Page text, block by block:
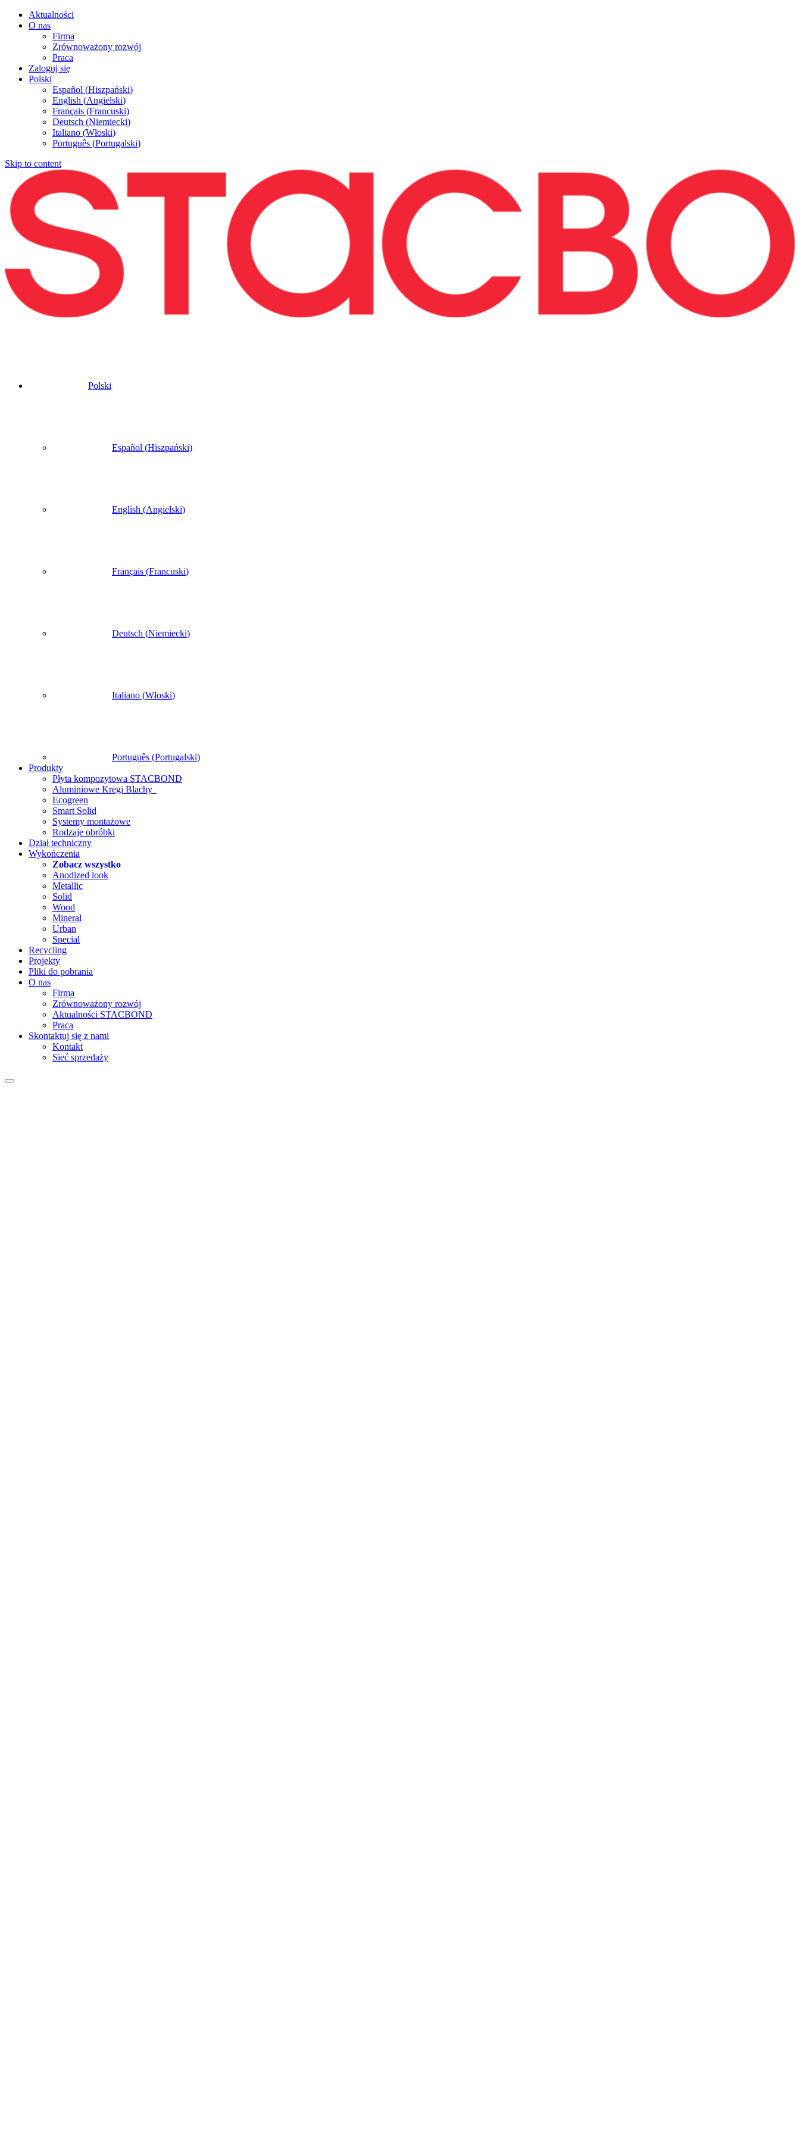
Aktualności
O nas
Firma
Zrównoważony rozwój
Praca
Zaloguj się
Polski
Español (Hiszpański)
English (Angielski)
Français (Francuski)
Deutsch (Niemiecki)
Italiano (Włoski)
Português (Portugalski)
Skip to content
Polski
Español (Hiszpański)
English (Angielski)
Français (Francuski)
Deutsch (Niemiecki)
Italiano (Włoski)
Português (Portugalski)
Produkty
Płyta kompozytowa STACBOND
Aluminiowe Kregi Blachy
Ecogreen
Smart Solid
Systemy montażowe
Rodzaje obróbki
Dział techniczny
Wykończenia
Zobacz wszystko
Anodized look
Metallic
Solid
Wood
Mineral
Urban
Special
Recycling
Projekty
Pliki do pobrania
O nas
Firma
Zrównoważony rozwój
Aktualności STACBOND
Praca
Skontaktuj się z nami
Kontakt
Sieć sprzedaży